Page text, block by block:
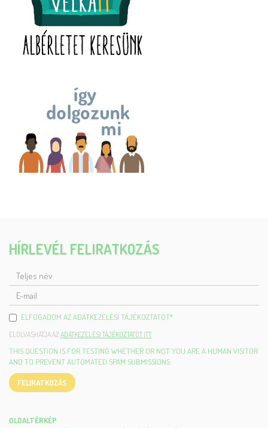
HÍRLEVÉL FELIRATKOZÁS
TELJES
NÉV
MAIL
ELFOGADOM AZ ADATKEZELÉSI TÁJÉKOZTATÓT*
ELOLVASHATJA AZ ADATKEZELÉSI TÁJÉKOZTATÓT ITT.
THIS QUESTION IS FOR TESTING WHETHER OR NOT YOU ARE A HUMAN VISITOR
AND TO PREVENT AUTOMATED SPAM SUBMISSIONS.
FELIRATKOZÁS
OLDALTÉRKÉP